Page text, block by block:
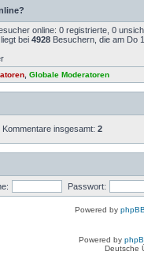
online: 0 registrierte, 0
bei 4928 Besuchern, die am Do
Globale Moderatoren
Kommentare insgesamt: 2
Passwort:
Powered by
Powered by
Deutsche